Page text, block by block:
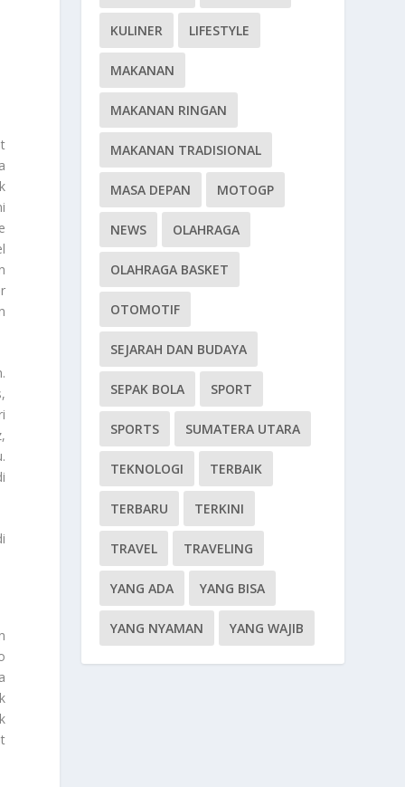
KULINER LIFESTYLE
MAKANAN
MAKANAN RINGAN
MAKANAN TRADISIONAL
MASA DEPAN MOTOGP
NEWS OLAHRAGA
OLAHRAGA BASKET
OTOMOTIF
SEJARAH DAN BUDAYA
SEPAK BOLA SPORT
SPORTS SUMATERA UTARA
TEKNOLOGI TERBAIK
TERBARU TERKINI
TRAVEL TRAVELING
YANG ADA YANG BISA
YANG NYAMAN YANG WAJIB